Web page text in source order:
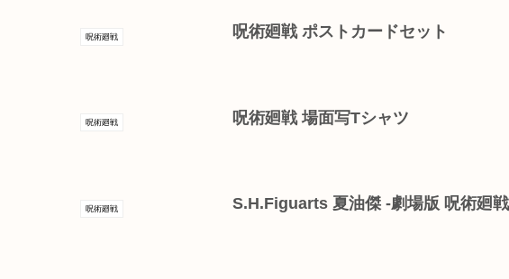
呪術廻戦 呪術廻戦 ポストカードセット
呪術廻戦 呪術廻戦 場面写Tシャツ
呪術廻戦 S.H.Figuarts 夏油傑 ‐劇場版 呪術廻戦